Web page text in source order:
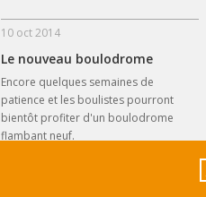
10 oct 2014
Le nouveau boulodrome
Encore quelques semaines de
patience et les boulistes pourront
bientôt profiter d'un boulodrome
flambant neuf.